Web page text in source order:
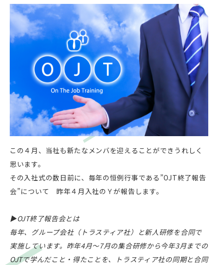
この４月、当社も新たなメンバを迎えることができうれしく
思います。
その入社式の数日前に、毎年の恒例行事である”OJT終了報告
会”について 昨年４月入社のＹが報告します。
▶OJT終了報告会とは
毎年、グループ会社（トラスティア社）と新人研修を合同で
実施しています。昨年4月～7月の集合研修から今年3月までの
OJTで学んだこと・得たことを、トラスティア社の同期と合同